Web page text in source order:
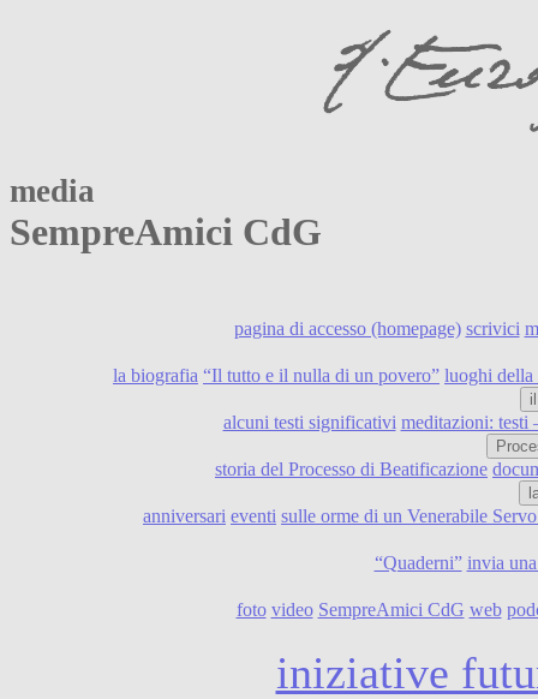
media
SempreAmici CdG
pagina di accesso (homepage) scrivici
la biografia “Il tutto e il nulla di un povero” luoghi della
alcuni testi significativi meditazioni: testi
storia del Processo di Beatificazione
anniversari eventi sulle orme di un Venerabile
“Quaderni” invia
foto video SempreAmici CdG web
iniziative